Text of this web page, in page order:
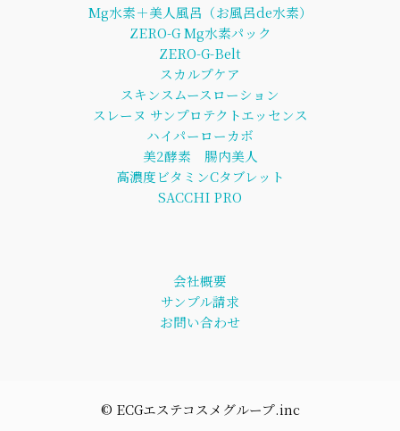
Mg水素＋美人風呂（お風呂de水素）
ZERO-G Mg水素パック
ZERO-G-Belt
スカルプケア
スキンスムースローション
スレーヌ サンプロテクトエッセンス
ハイパーローカボ
美2酵素 腸内美人
高濃度ビタミンCタブレット
SACCHI PRO
会社概要
サンプル請求
お問い合わせ
©︎ ECGエステコスメグループ.inc